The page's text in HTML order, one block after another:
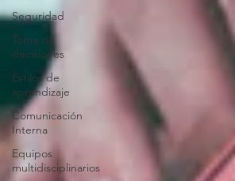
Seguridad
Toma de
decisiones
Estilos de
aprendizaje
Comunicación
Interna
Equipos
multidisciplinarios